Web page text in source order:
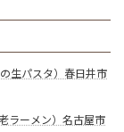
生パスタ）春日井市
ラーメン）名古屋市